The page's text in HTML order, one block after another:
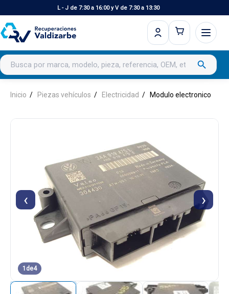
L - J de 7:30 a 16:00 y V de 7:30 a 13:30
Buscar productos search
Inicio Piezas vehículos Electricidad Modulo electronico
‹ ›
1 de4